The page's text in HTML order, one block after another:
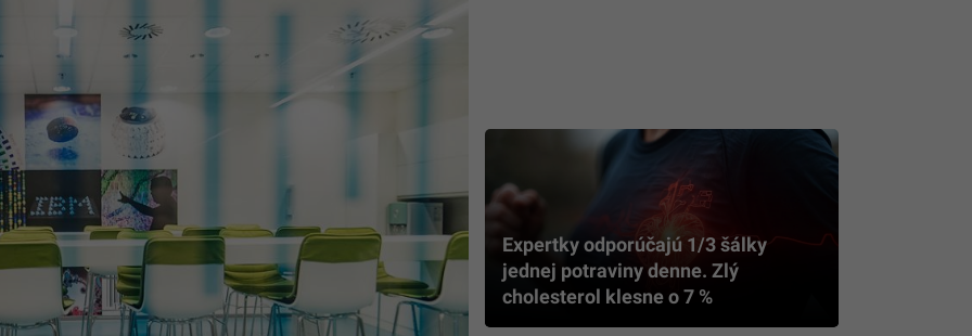
Expertky odporúčajú 1/3 šálky
jednej potraviny denne. Zlý
cholesterol klesne o 7 %